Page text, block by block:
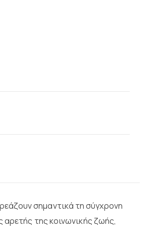
σημαντικά τη σύγχρονη
αρετής της κοινωνικής ζωής,